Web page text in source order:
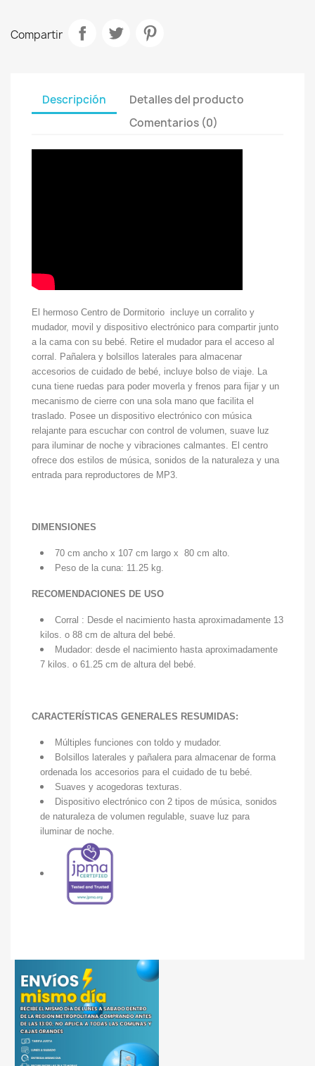
Compartir
Descripción
Detalles del producto
Comentarios (0)
El hermoso Centro de Dormitorio incluye un corralito y
mudador, movil y dispositivo electrónico para compartir junto
a la cama con su bebé. Retire el mudador para el acceso al
corral. Pañalera y bolsillos laterales para almacenar
accesorios de cuidado de bebé, incluye bolso de viaje. La
cuna tiene ruedas para poder moverla y frenos para fijar y un
mecanismo de cierre con una sola mano que facilita el
traslado. Posee un dispositivo electrónico con música
relajante para escuchar con control de volumen, suave luz
para iluminar de noche y vibraciones calmantes. El centro
ofrece dos estilos de música, sonidos de la naturaleza y una
entrada para reproductores de MP3.
DIMENSIONES
70 cm ancho x 107 cm largo x 80 cm alto.
Peso de la cuna: 11.25 kg.
RECOMENDACIONES DE USO
Corral : Desde el nacimiento hasta aproximadamente 13
kilos. o 88 cm de altura del bebé.
Mudador: desde el nacimiento hasta aproximadamente
7 kilos. o 61.25 cm de altura del bebé.
CARACTERÍSTICAS GENERALES RESUMIDAS:
Múltiples funciones con toldo y mudador.
Bolsillos laterales y pañalera para almacenar de forma
ordenada los accesorios para el cuidado de tu bebé.
Suaves y acogedoras texturas.
Dispositivo electrónico con 2 tipos de música, sonidos
de naturaleza de volumen regulable, suave luz para
iluminar de noche.